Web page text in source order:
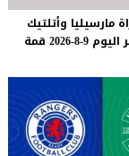
مارسيليا وأتلتيك
اليوم 9-8-2026
قمة